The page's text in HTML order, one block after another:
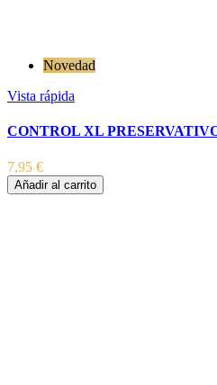
Novedad
Vista rápida
CONTROL XL
7,95 €
Añadir al carrito